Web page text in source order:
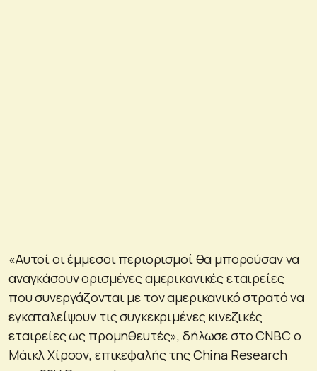
«Αυτοί οι έμμεσοι περιορισμοί θα μπορούσαν να
αναγκάσουν ορισμένες αμερικανικές εταιρείες
που συνεργάζονται με τον αμερικανικό στρατό να
εγκαταλείψουν τις συγκεκριμένες κινεζικές
εταιρείες ως προμηθευτές», δήλωσε στο CNBC ο
Μάικλ Χίρσον, επικεφαλής της China Research